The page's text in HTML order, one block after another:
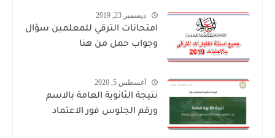
ديسمبر 23, 2019
امتحانات الترقي للمعلمين سؤال
وجواب حمل من هنا
أغسطس 5, 2020
نتيجة الثانوية العامة بالاسم
ورقم الجلوس فور الاعتماد